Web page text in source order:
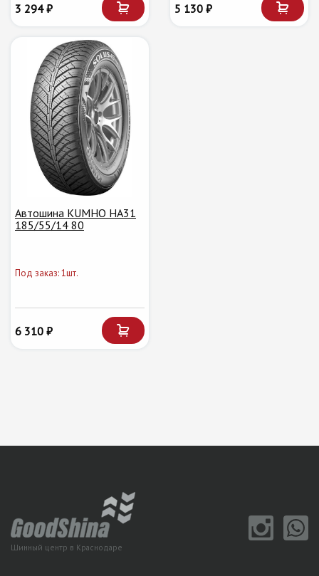
3 294 ₽ 5 130 ₽
Автошина KUMHO HA31
185/55/14 80
Под заказ: 1шт.
6 310 ₽
Шинный центр в Краснодаре